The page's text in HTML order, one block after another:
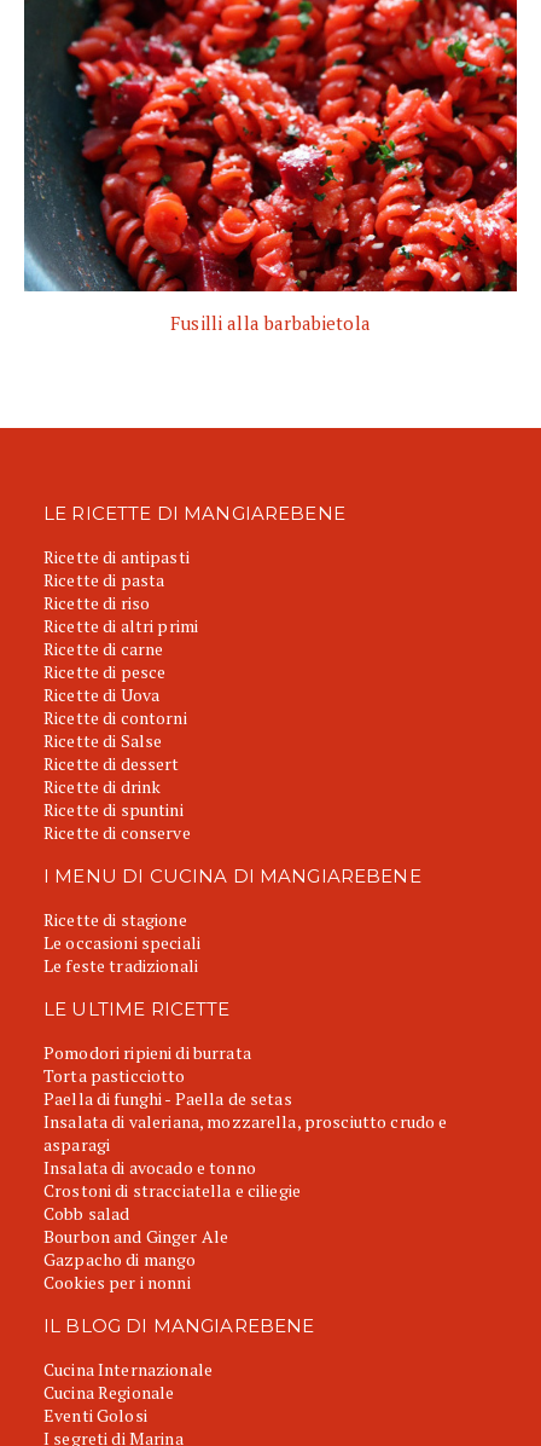
Fusilli alla barbabietola
LE RICETTE DI MANGIAREBENE
Ricette di antipasti
Ricette di pasta
Ricette di riso
Ricette di altri primi
Ricette di carne
Ricette di pesce
Ricette di Uova
Ricette di contorni
Ricette di Salse
Ricette di dessert
Ricette di drink
Ricette di spuntini
Ricette di conserve
I MENU DI CUCINA DI MANGIAREBENE
Ricette di stagione
Le occasioni speciali
Le feste tradizionali
LE ULTIME RICETTE
Pomodori ripieni di burrata
Torta pasticciotto
Paella di funghi - Paella de setas
Insalata di valeriana, mozzarella, prosciutto crudo e
asparagi
Insalata di avocado e tonno
Crostoni di stracciatella e ciliegie
Cobb salad
Bourbon and Ginger Ale
Gazpacho di mango
Cookies per i nonni
IL BLOG DI MANGIAREBENE
Cucina Internazionale
Cucina Regionale
Eventi Golosi
I segreti di Marina